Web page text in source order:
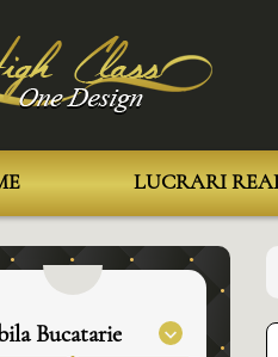
LUCRARI
Bucatarie